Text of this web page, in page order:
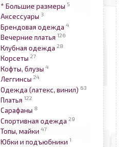
* Большие размеры 5
Аксессуары 3
Брендовая одежда 4
Вечерние платья 126
Клубная одежда 28
Корсеты 27
Кофты, блузы 4
Леггинсы 24
Одежда (латекс, винил) 63
Платья 122
Сарафаны 8
Спортивная одежда 29
Топы, майки 47
Юбки и подъюбники 1